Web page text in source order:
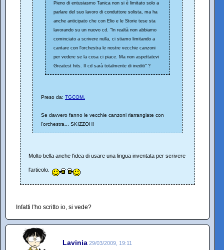
Pieno di entusiasmo Tanica non si è limitato solo a
parlare del suo lavoro di conduttore solista, ma ha
anche anticipato che con Elio e le Storie tese sta
lavorando su un nuovo cd. "In realtà non abbiamo
cominciato a scrivere nulla, ci stiamo limitando a
cantare con l'orchestra le nostre vecchie canzoni
per vedere se la cosa ci piace. Ma non aspettatevi
Greatest hits. Il cd sarà totalmente di inediti" ?
Preso da: TGCOM.
Se davvero fanno le vecchie canzoni riarrangiate con
l'orchestra... SKIZZOH!
Molto bella anche l'idea di usare una lingua inventata per scrivere
l'articolo.
Infatti l'ho scritto io, si vede?
Lavinia 29/03/2009, 19:11